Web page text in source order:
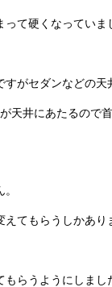
て硬くなっていま
がセダンなどの天
天井にあたるので
てもらうしかあり
らうようにしまし